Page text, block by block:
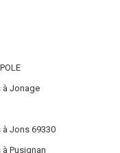
à Jonage
Jons 69330
Pusignan